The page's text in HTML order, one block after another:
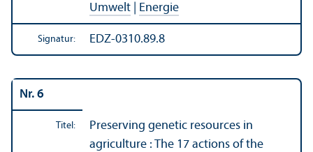
Umwelt
Energie
Signatur: EDZ-0310.89.8
Nr. 6
Titel:
Preserving genetic resources in
agriculture : The 17 actions of the